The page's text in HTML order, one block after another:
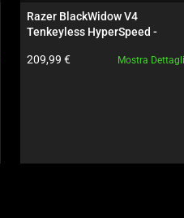
Razer BlackWidow V4
Tenkeyless HyperSpeed -
Wuthering Waves Edition
Prezzo prodotto:
209,99 € Mostra Dettagli